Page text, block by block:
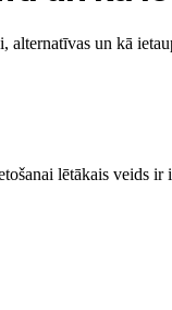
alternatīvas un kā
lētākais veids